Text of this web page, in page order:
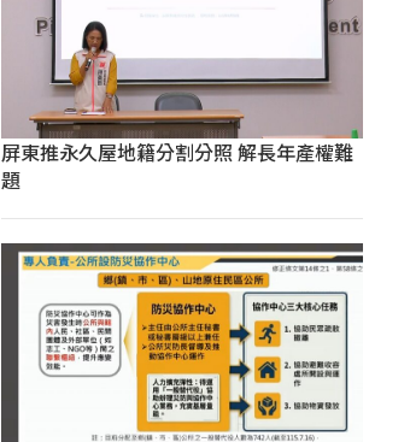
屏東推永久屋地籍分割分照 解長年產權難
題